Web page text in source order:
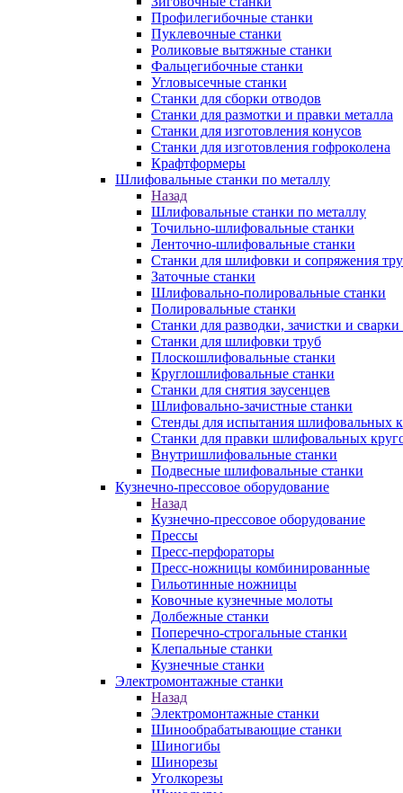
Профилегибочные станки
Пуклевочные станки
Роликовые вытяжные станки
Фальцегибочные станки
Угловысечные станки
Станки для сборки отводов
Станки для размотки и правки металла
Станки для изготовления конусов
Станки для изготовления гофроколена
Крафтформеры
Шлифовальные станки по металлу
Назад
Шлифовальные станки по металлу
Точильно-шлифовальные станки
Ленточно-шлифовальные станки
Станки для шлифовки и сопряжения
Заточные станки
Шлифовально-полировальные станки
Полировальные станки
Станки для разводки, зачистки и сварки
Станки для шлифовки труб
Плоскошлифовальные станки
Круглошлифовальные станки
Станки для снятия заусенцев
Шлифовально-зачистные станки
Стенды для испытания шлифовальных
Станки для правки шлифовальных
Внутришлифовальные станки
Подвесные шлифовальные станки
Кузнечно-прессовое оборудование
Назад
Кузнечно-прессовое оборудование
Прессы
Пресс-перфораторы
Пресс-ножницы комбинированные
Гильотинные ножницы
Ковочные кузнечные молоты
Долбежные станки
Поперечно-строгальные станки
Клепальные станки
Кузнечные станки
Электромонтажные станки
Назад
Электромонтажные станки
Шинообрабатывающие станки
Шиногибы
Шинорезы
Уголкорезы